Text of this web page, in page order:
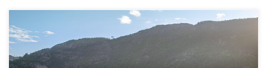
HAZ TU RESERVA DE VACACIONES DE VERANO SIN GASTOS DE